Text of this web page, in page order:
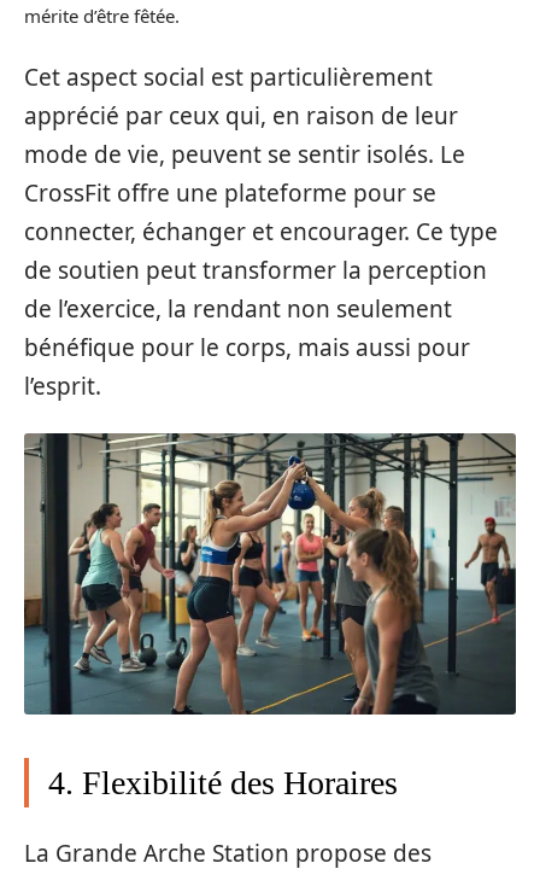
mérite d’être fêtée.
Cet aspect social est particulièrement
apprécié par ceux qui, en raison de leur
mode de vie, peuvent se sentir isolés. Le
CrossFit offre une plateforme pour se
connecter, échanger et encourager. Ce type
de soutien peut transformer la perception
de l’exercice, la rendant non seulement
bénéfique pour le corps, mais aussi pour
l’esprit.
4. Flexibilité des Horaires
La Grande Arche Station propose des